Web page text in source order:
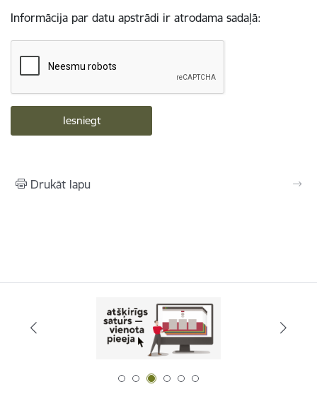
Informācija par datu apstrādi ir atrodama sadaļā:
Drukāt lapu